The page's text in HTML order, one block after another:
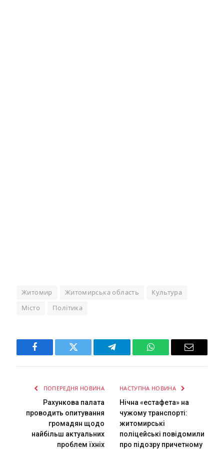
Житомир Житомирська область Культура
Місто Політика
Facebook Twitter Telegram WhatsAppEmail
ПОПЕРЕДНЯ НОВИНА
Рахункова палата
проводить опитування
громадян щодо
найбільш актуальних
проблем їхніх
НАСТУПНА НОВИНА
Нічна «естафета» на
чужому транспорті:
житомирські
поліцейські повідомили
про підозру причетному